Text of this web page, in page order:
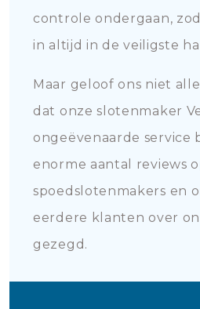
controle ondergaan,
in altijd in de veiligste
Maar geloof ons niet
dat onze slotenmaker
ongeëvenaarde service
enorme aantal reviews
spoedslotenmakers en
eerdere klanten over
gezegd.